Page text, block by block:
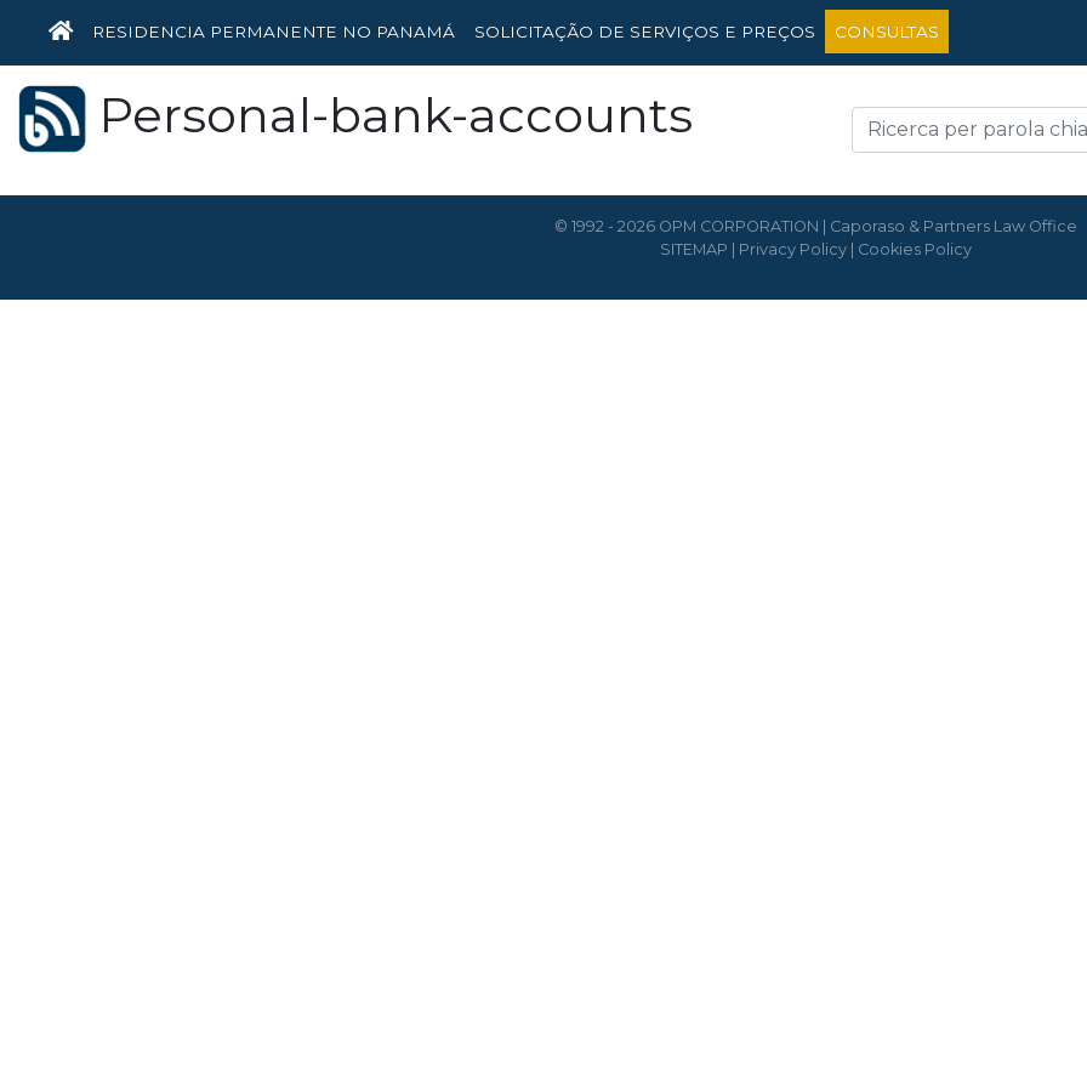
HOME
RESIDENCIA PERMANENTE NO PANAMÁ SOLICITAÇÃO DE SERVIÇOS E PREÇOS CONSULTAS
Personal-bank-accounts
© 1992 - 2026 OPM CORPORATION | Caporaso & Partners Law Office
SITEMAP
Privacy Policy| Cookies Policy